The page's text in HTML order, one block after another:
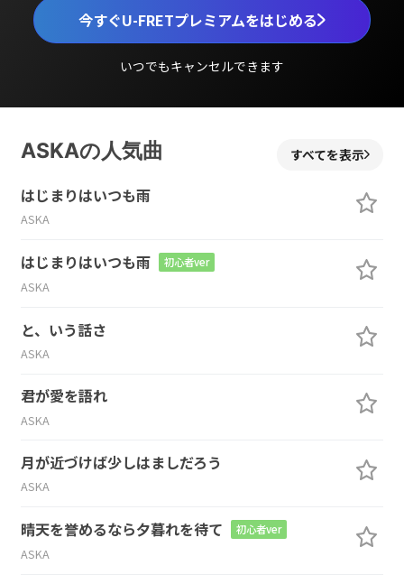
今すぐU-FRETプレミアムをはじめる
いつでもキャンセルできます
ASKAの人気曲 すべてを表示
はじまりはいつも雨
ASKA
はじまりはいつも雨 初心者ver
ASKA
と、いう話さ
ASKA
君が愛を語れ
ASKA
月が近づけば少しはましだろう
ASKA
晴天を誉めるなら夕暮れを待て 初心者ver
ASKA